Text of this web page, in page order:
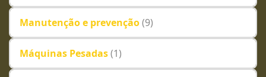
Manutenção e prevenção(9)
Máquinas Pesadas(1)